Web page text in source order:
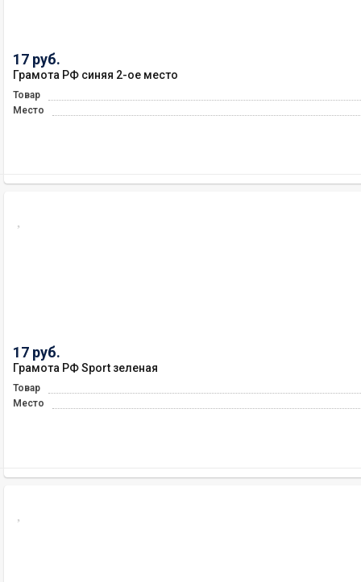
17 руб.
Грамота РФ синяя 2-ое место
Товар
Место
17 руб.
Грамота РФ Sport зеленая
Товар
Место